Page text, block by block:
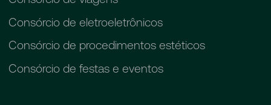
Consórcio de eletroeletrônicos
Consórcio de procedimentos estéticos
Consórcio de festas e eventos